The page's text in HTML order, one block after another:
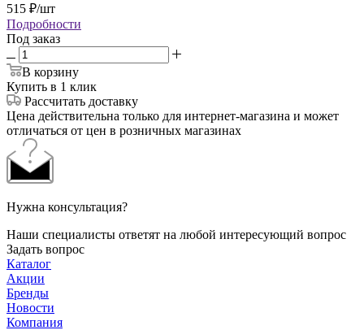
515 ₽/шт
Подробности
Под заказ
В корзину
Купить в 1 клик
Рассчитать доставку
Цена действительна только для интернет-магазина и может
отличаться от цен в розничных магазинах
Нужна консультация?
Наши специалисты ответят на любой интересующий вопрос
Задать вопрос
Каталог
Акции
Бренды
Новости
Компания